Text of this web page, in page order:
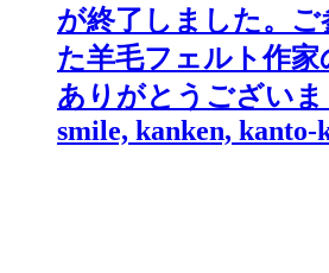
が終了しました。⁡
た羊毛フェルト作家
ありがとうござい
smile, kanken, kanto-